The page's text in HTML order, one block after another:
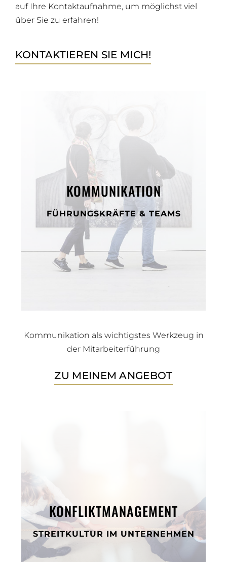
auf Ihre Kontaktaufnahme, um möglichst viel
über Sie zu erfahren!
KONTAKTIEREN SIE MICH!
KOMMUNIKATION
FÜHRUNGSKRÄFTE & TEAMS
Kommunikation als wichtigstes Werkzeug in
der Mitarbeiterführung
ZU MEINEM ANGEBOT
KONFLIKTMANAGEMENT
STREITKULTUR IM UNTERNEHMEN